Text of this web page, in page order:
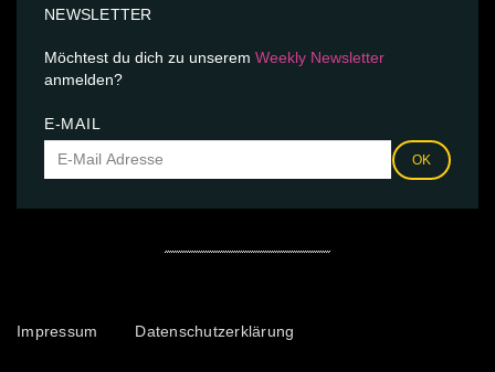
NEWSLETTER
Möchtest du dich zu unserem Weekly Newsletter
anmelden?
E-MAIL
OK
Impressum Datenschutzerklärung